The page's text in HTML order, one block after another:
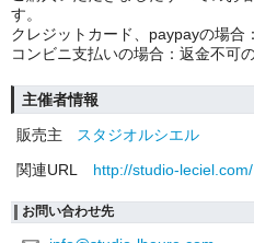
す。
クレジットカード、paypayの場合
コンビニ支払いの場合：返金不可
主催者情報
販売主
スタジオルシエル
関連URL
http://studio-leciel.com/
お問い合わせ先